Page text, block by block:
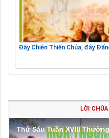
Đây Chiên Thiên Chúa, đây
LỜI
Thứ Sáu Tuần XVIII